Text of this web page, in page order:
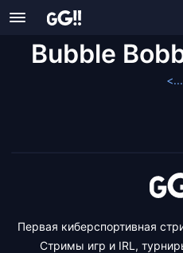
Bubble
Первая киберспортивная
Стримы игр и IRL,